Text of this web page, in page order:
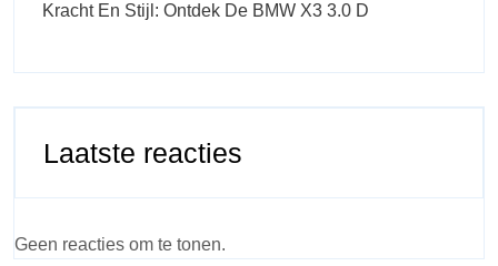
Kracht En Stijl: Ontdek De BMW X3 3.0 D
Laatste reacties
Geen reacties om te tonen.